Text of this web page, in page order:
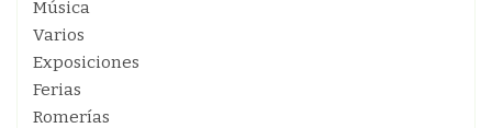
Música
Varios
Exposiciones
Ferias
Romerías